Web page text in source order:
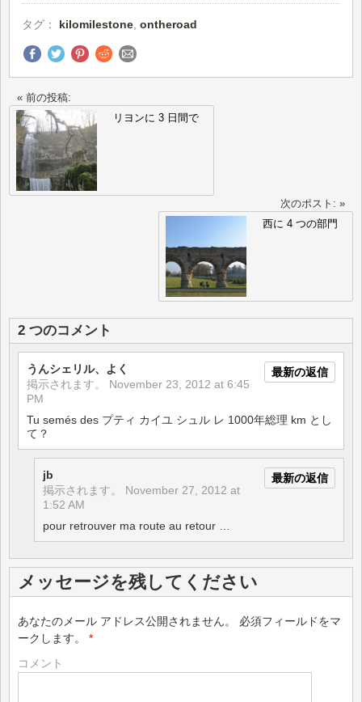
タグ： kilomilestone ontheroad
« 前の投稿:
リヨンに 3 日間で
次のポスト: »
西に 4 つの部門
2 つのコメント
最新の返信
うんシェリル、よく
掲示されます。 November 23, 2012 at 6:45
PM
Tu semés des プティ カイユ シュル レ 1000年総理 km とし
て？
最新の返信
jb
掲示されます。 November 27, 2012 at
1:52 AM
pour retrouver ma route au retour …
メッセージを残してください
あなたのメール アドレス公開されません。
必須フィールドをマ
ークします。 *
コメント